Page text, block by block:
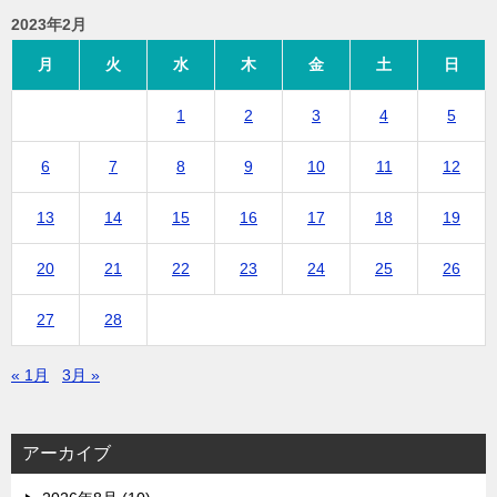
2023年2月
月 火 水 木 金 土 日
1 2 3 4 5
6 7 8 9 10 11 12
13 14 15 16 17 18 19
20 21 22 23 24 25 26
27 28
« 1月 3月 »
アーカイブ